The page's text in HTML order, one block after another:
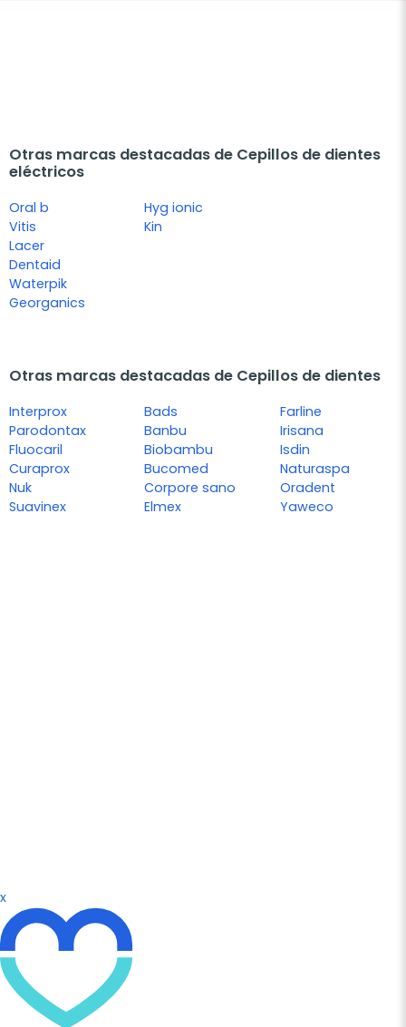
Otras marcas destacadas de Cepillos de dientes
eléctricos
Oral b
Vitis
Lacer
Dentaid
Waterpik
Georganics
Hyg ionic
Kin
Otras marcas destacadas de Cepillos de dientes
Interprox
Parodontax
Fluocaril
Curaprox
Nuk
Suavinex
Bads
Banbu
Biobambu
Bucomed
Corpore sano
Elmex
Farline
Irisana
Isdin
Naturaspa
Oradent
Yaweco
x